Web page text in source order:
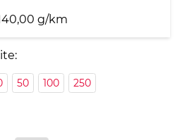
g/km
50 100 250